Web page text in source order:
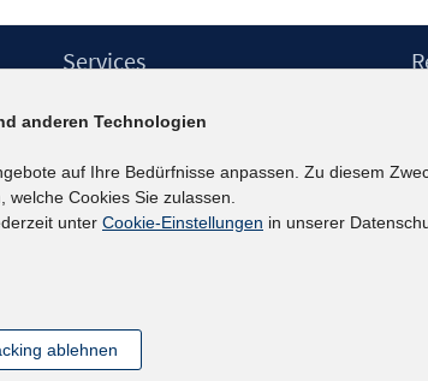
Services
IAB-Newsletter
Kontakt
anderen Technologien
auf Ihre Bedürfnisse anpassen. Zu diesem
welche Cookies Sie zulassen.
unter Cookie-Einstellungen in unserer
ablehnen